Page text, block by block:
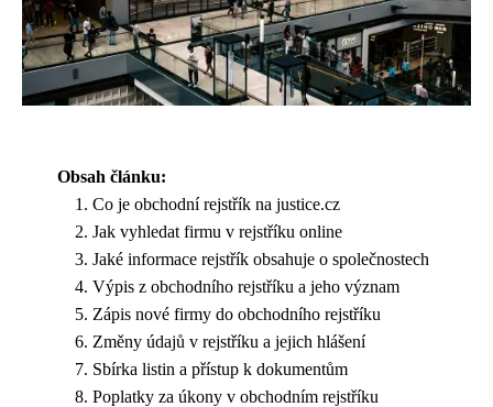
Obsah článku:
Co je obchodní rejstřík na justice.cz
Jak vyhledat firmu v rejstříku online
Jaké informace rejstřík obsahuje o společnostech
Výpis z obchodního rejstříku a jeho význam
Zápis nové firmy do obchodního rejstříku
Změny údajů v rejstříku a jejich hlášení
Sbírka listin a přístup k dokumentům
Poplatky za úkony v obchodním rejstříku